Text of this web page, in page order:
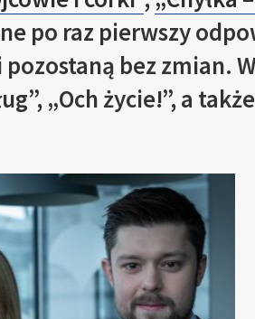
po raz pierwszy
bez zmian.
„Och życie!”, a